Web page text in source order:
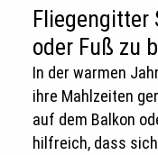
Fliegengitter
oder Fuß zu
In der warmen
ihre Mahlzeiten
auf dem Balkon
hilfreich, dass